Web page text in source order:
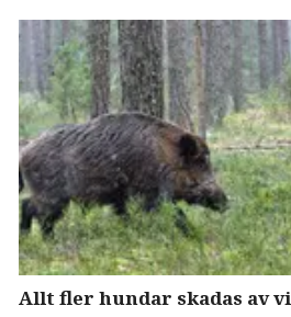
Allt fler hundar skadas av